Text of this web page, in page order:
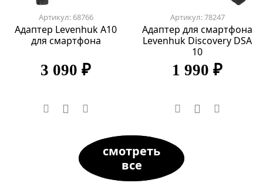
Артикул: 68766
Адаптер Levenhuk A10
для смартфона
3 090 ₽
Артикул: 78247
Адаптер для смартфона
Levenhuk Discovery DSA
10
1 990 ₽
смотреть
все